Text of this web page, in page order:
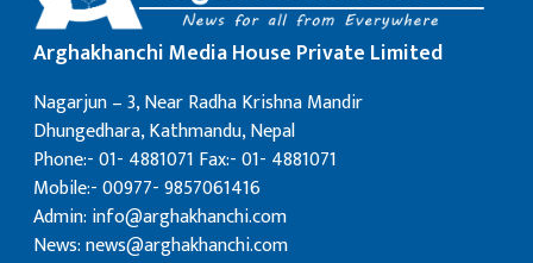
Arghakhanchi Media House Private Limited
Nagarjun – 3, Near Radha Krishna Mandir
Dhungedhara, Kathmandu, Nepal
Phone:- 01- 4881071 Fax:- 01- 4881071
Mobile:- 00977- 9857061416
Admin: info@arghakhanchi.com
News: news@arghakhanchi.com